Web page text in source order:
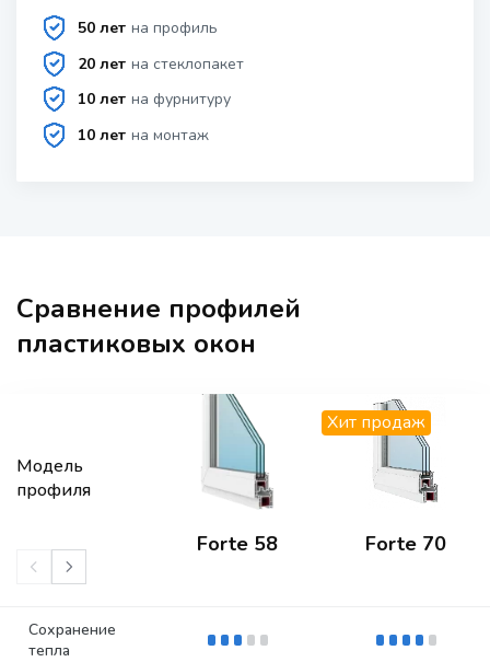
50 лет на профиль
20 лет на стеклопакет
10 лет на фурнитуру
10 лет на монтаж
Сравнение профилей
пластиковых окон
Модель
профиля
Forte 58
Хит продаж
Forte 70
Сохранение
тепла